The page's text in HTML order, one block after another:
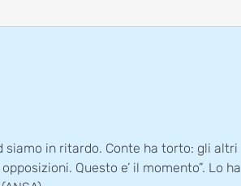
siamo in ritardo. Conte ha torto: gli altri
Questo e’ il momento”. Lo ha